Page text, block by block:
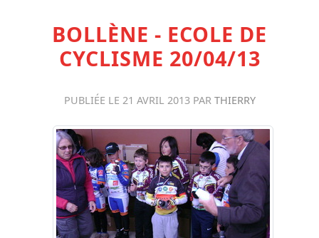
BOLLÈNE - ECOLE DE
CYCLISME 20/04/13
PUBLIÉE LE 21 AVRIL 2013PAR THIERRY